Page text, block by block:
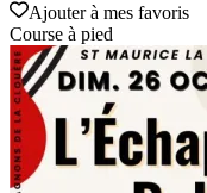
Ajouter à mes favoris
Course à pied